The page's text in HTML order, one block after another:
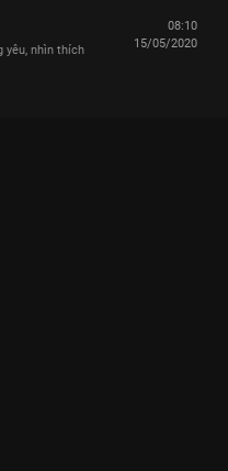
yêu, nhìn thích
08:10
15/05/2020